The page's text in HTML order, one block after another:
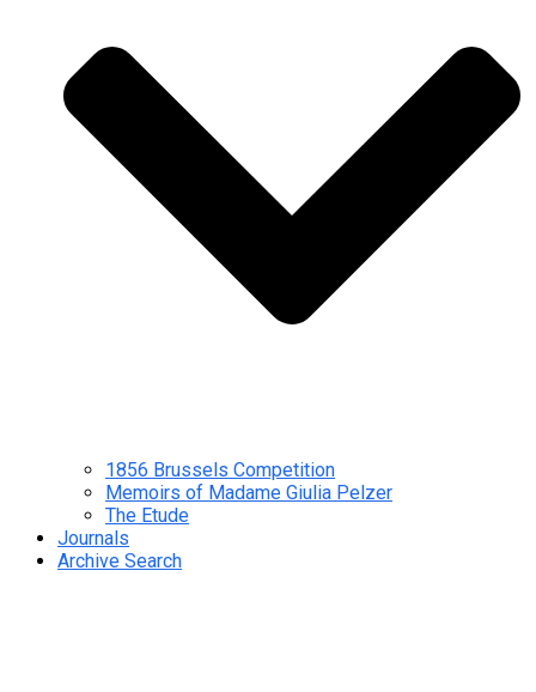
1856 Brussels Competition
Memoirs of Madame Giulia Pelzer
The Etude
Journals
Archive Search